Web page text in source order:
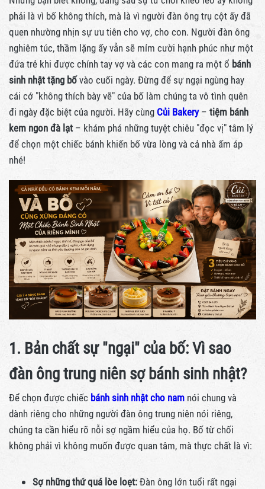
phải là vì bố không thích, mà là vì người đàn ông trụ cột ấy đã
quen nhường nhịn sự ưu tiên cho vợ, cho con. Người đàn ông
nghiêm túc, thầm lặng ấy vẫn sẽ mỉm cười hạnh phúc như một
đứa trẻ khi được chính tay vợ và các con mang ra một ổ bánh
sinh nhật tặng bốvào cuối ngày. Đừng để sự ngại ngùng hay
cái cớ "không thích bày vẽ" của bố làm chúng ta vô tình quên
đi ngày đặc biệt của người. Hãy cùng Củi Bakery– tiệm bánh
kem ngon đà lạt – khám phá những tuyệt chiêu "đọc vị" tâm lý
để chọn một chiếc bánh khiến bố vừa lòng và cả nhà ấm áp
nhé!
1. Bản chất sự "ngại" của bố: Vì sao
đàn ông trung niên sợ bánh sinh nhật?
Để chọn được chiếc bánh sinh nhật cho nam nói chung và
dành riêng cho những người đàn ông trung niên nói riêng,
chúng ta cần hiểu rõ nỗi sợ ngầm hiểu của họ. Bố từ chối
không phải vì không muốn được quan tâm, mà thực chất là vì:
Sợ những thứ quá lòe loẹt: Đàn ông lớn tuổi rất ngại